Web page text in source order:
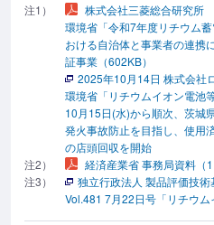
注1）
株式会社三菱総合研究所
環境省「令和7年度リチウム
おける自治体と事業者の連携
証事業（602KB）
2025年10月14日 株式会社
環境省「リチウムイオン電池
10月15日(水)から順次、茨城
発火事故防止を目指し、使用
の店頭回収を開始
注2）
経済産業省 事務局資料（
注3）
独立行政法人 製品評価技術
Vol.481 7月22日号「リチウム